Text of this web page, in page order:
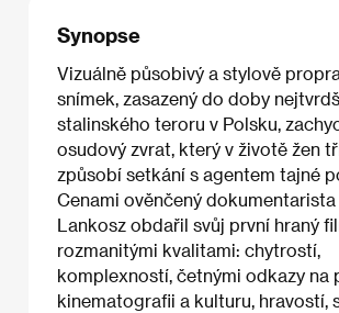
Synopse
Vizuálně působivý a stylově
snímek, zasazený do doby
stalinského teroru v Polsku,
osudový zvrat, který v životě žen
způsobí setkání s agentem tajné
Cenami ověnčený
Lankosz obdařil svůj první hraný
rozmanitými kvalitami: chytrostí,
komplexností, četnými odkazy na
kinematografii a kulturu, hravostí,